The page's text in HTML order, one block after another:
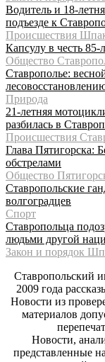
Водитель и 18-
подъезде к
Происшествия
Капсулу в честь
Общество
Ставрополье:
Природа
21-летняя
разбилась в
Происшествия
Глава Пятигорска:
обстрелами
Общество
Ставропольские
волгоградцев
Спорт
Ставропольца
людьми другой
Закон и порядок
Ставропольский
2009 года
Новости из
материалов
Новости,
представленные